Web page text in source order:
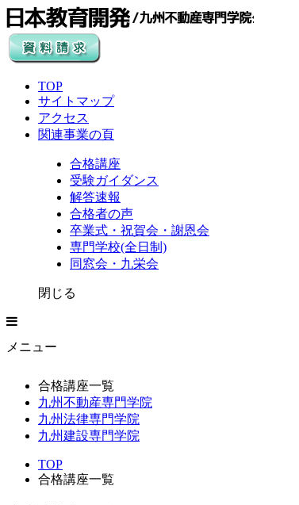
TOP
サイトマップ
アクセス
関連事業の頁
合格講座
受験ガイダンス
解答速報
合格者の声
卒業式・祝賀会・謝恩会
専門学校(全日制)
同窓会・九栄会
閉じる
メニュー
合格講座一覧
九州不動産専門学院
九州法律専門学院
九州建設専門学院
TOP
合格講座一覧